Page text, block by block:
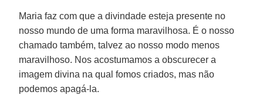
Maria faz com que a divindade esteja presente no
nosso mundo de uma forma maravilhosa. É o nosso
chamado também, talvez ao nosso modo menos
maravilhoso. Nos acostumamos a obscurecer a
imagem divina na qual fomos criados, mas não
podemos apagá-la.